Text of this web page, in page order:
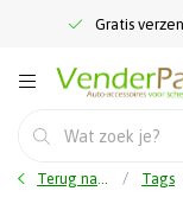
Gratis
Terug naar home Tags